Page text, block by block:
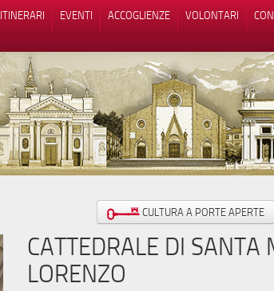
ITINERARI EVENTI ACCOGLIENZE VOLONTARI
CULTURA A PORTE APERTE
CATTEDRALE DI
LORENZO
Le tue preferenze relative alla